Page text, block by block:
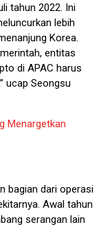
tahun 2022. Ini
lebih
Korea.
entitas
di APAC harus
ucap Seongsu
Menargetkan
bagian dari operasi
Awal tahun
serangan lain